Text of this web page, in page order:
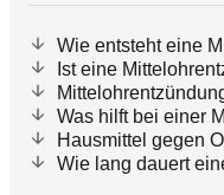
Wie entsteht eine
Ist eine
Was hilft bei einer
Hausmittel gegen
Wie lang dauert